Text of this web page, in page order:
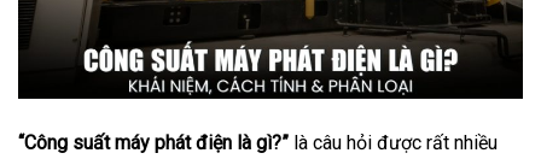
“Công suất máy phát điện là gì?” là câu hỏi được rất nhiều